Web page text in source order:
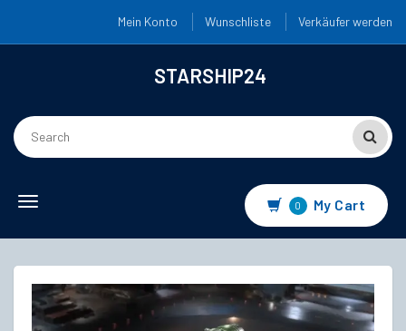
Mein Konto Wunschliste Verkäufer werden
STARSHIP24
Toggle
0 My Cart